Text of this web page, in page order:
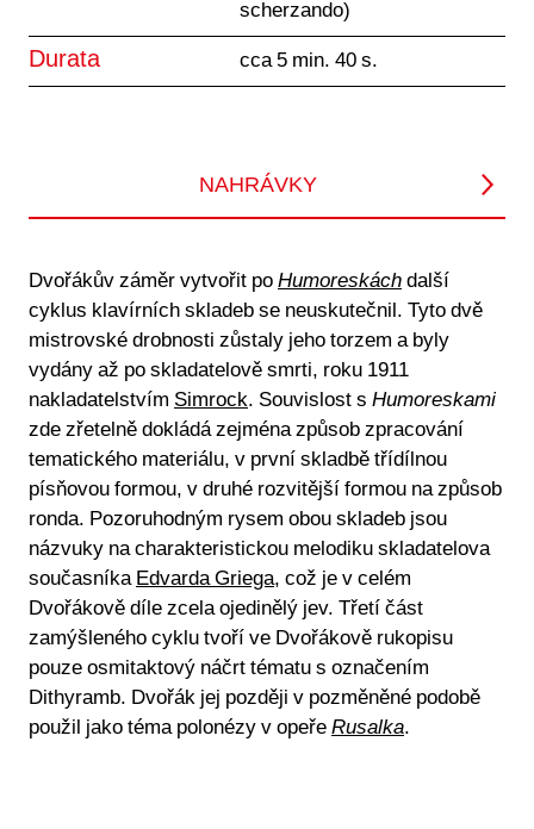
NAHRÁVKY
scherzando)
Durata cca 5 min. 40 s.
Dvořákův záměr vytvořit po Humoreskách další
cyklus klavírních skladeb se neuskutečnil. Tyto dvě
mistrovské drobnosti zůstaly jeho torzem a byly
vydány až po skladatelově smrti, roku 1911
nakladatelstvím Simrock. Souvislost s Humoreskami
zde zřetelně dokládá zejména způsob zpracování
tematického materiálu, v první skladbě třídílnou
písňovou formou, v druhé rozvitější formou na způsob
ronda. Pozoruhodným rysem obou skladeb jsou
názvuky na charakteristickou melodiku skladatelova
současníka Edvarda Griega, což je v celém
Dvořákově díle zcela ojedinělý jev. Třetí část
zamýšleného cyklu tvoří ve Dvořákově rukopisu
pouze osmitaktový náčrt tématu s označením
Dithyramb. Dvořák jej později v pozměněné podobě
použil jako téma polonézy v opeře Rusalka.